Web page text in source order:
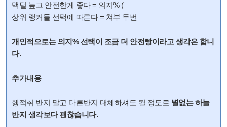
맥딜 높고 안전한게 좋다 = 의지% (
상위 랭커들 선택에 따른다 = 쳐부 두번
개인적으로는 의지% 선택이 조금 더 안전빵이라고 생각은 합니
다.
추가내용
행적취 반지 말고 다른반지 대체하셔도 될 정도로 별없는 하늘
반지 생각보다 괜찮습니다.